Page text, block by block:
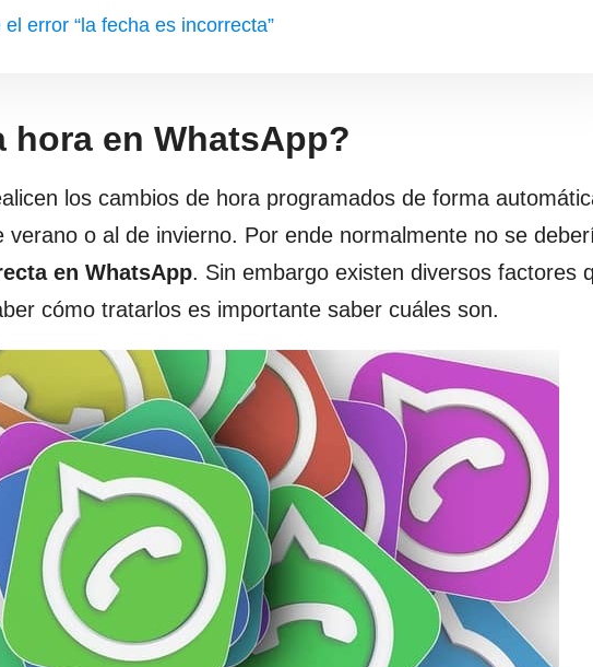
error “la fecha es incorrecta”
hora en WhatsApp?
los cambios de hora programados de forma
o al de invierno. Por ende normalmente no se
en WhatsApp. Sin embargo existen diversos factores
cómo tratarlos es importante saber cuáles son.